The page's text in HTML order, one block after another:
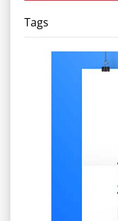
Tags